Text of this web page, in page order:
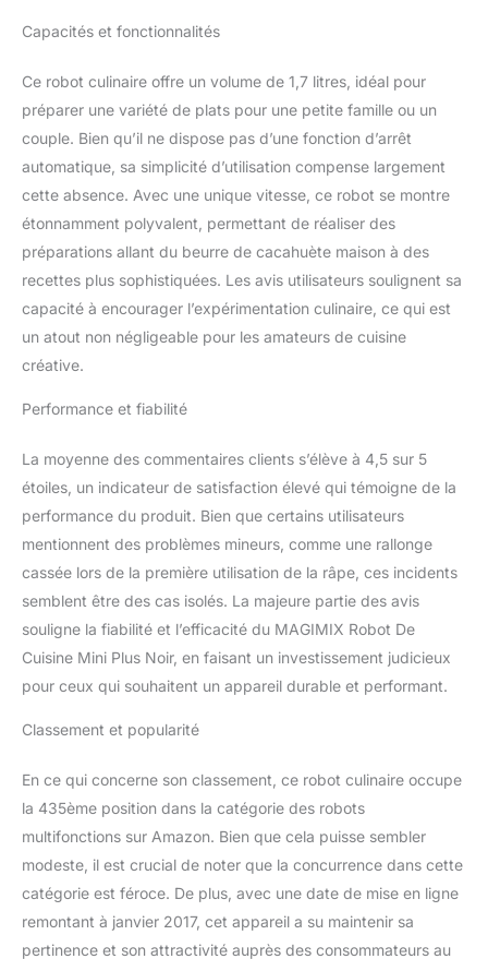
Capacités et fonctionnalités
Ce robot culinaire offre un volume de 1,7 litres, idéal pour
préparer une variété de plats pour une petite famille ou un
couple. Bien qu’il ne dispose pas d’une fonction d’arrêt
automatique, sa simplicité d’utilisation compense largement
cette absence. Avec une unique vitesse, ce robot se montre
étonnamment polyvalent, permettant de réaliser des
préparations allant du beurre de cacahuète maison à des
recettes plus sophistiquées. Les avis utilisateurs soulignent sa
capacité à encourager l’expérimentation culinaire, ce qui est
un atout non négligeable pour les amateurs de cuisine
créative.
Performance et fiabilité
La moyenne des commentaires clients s’élève à 4,5 sur 5
étoiles, un indicateur de satisfaction élevé qui témoigne de la
performance du produit. Bien que certains utilisateurs
mentionnent des problèmes mineurs, comme une rallonge
cassée lors de la première utilisation de la râpe, ces incidents
semblent être des cas isolés. La majeure partie des avis
souligne la fiabilité et l’efficacité du MAGIMIX Robot De
Cuisine Mini Plus Noir, en faisant un investissement judicieux
pour ceux qui souhaitent un appareil durable et performant.
Classement et popularité
En ce qui concerne son classement, ce robot culinaire occupe
la 435ème position dans la catégorie des robots
multifonctions sur Amazon. Bien que cela puisse sembler
modeste, il est crucial de noter que la concurrence dans cette
catégorie est féroce. De plus, avec une date de mise en ligne
remontant à janvier 2017, cet appareil a su maintenir sa
pertinence et son attractivité auprès des consommateurs au